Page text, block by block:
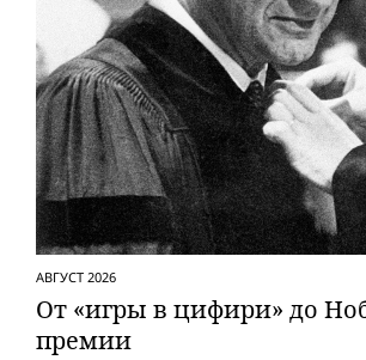
АВГУСТ 2026
От «игры в цифири» до
премии